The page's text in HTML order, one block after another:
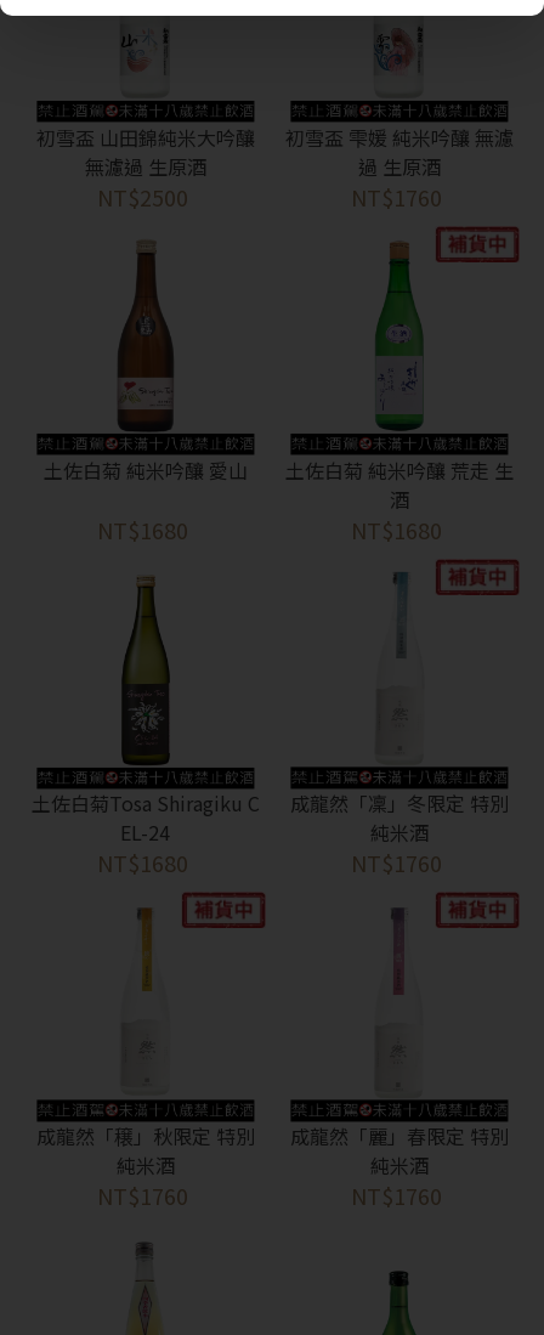
抱歉!您必須年滿18歲才能瀏覽IYTT網站
初雪盃 山田錦純米大吟釀
無濾過 生原酒
NT$2500
初雪盃 雫媛 純米吟釀 無濾
過 生原酒
NT$1760
土佐白菊 純米吟釀 愛山
NT$1680
土佐白菊 純米吟釀 荒走 生
酒
NT$1680
土佐白菊Tosa Shiragiku C
EL-24
NT$1680
成龍然「凜」冬限定 特別
純米酒
NT$1760
成龍然「穣」秋限定 特別
純米酒
NT$1760
成龍然「麗」春限定 特別
純米酒
NT$1760